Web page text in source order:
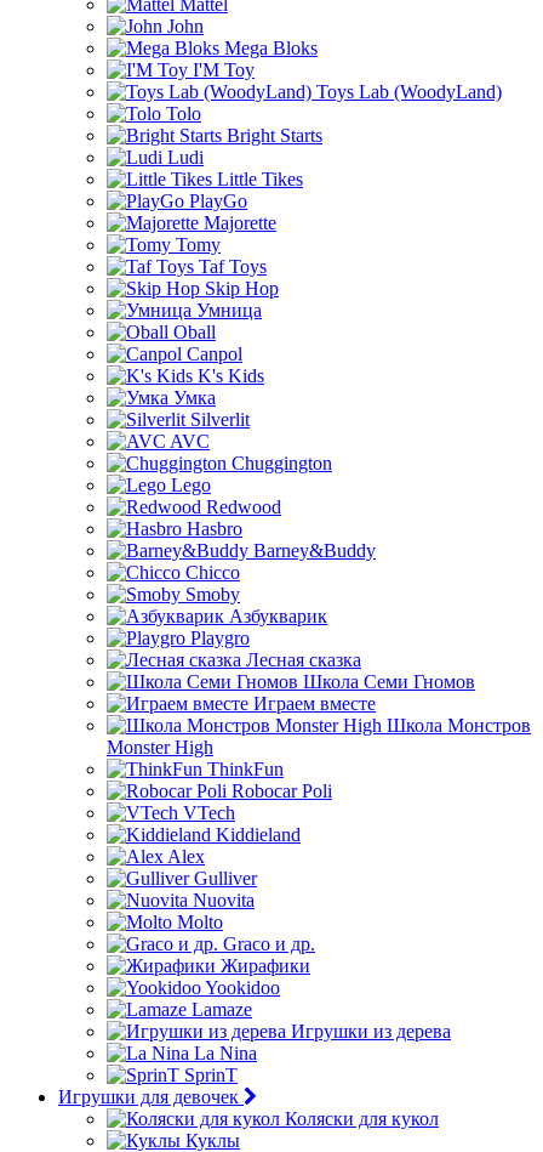
Mattel
John
Mega Bloks
I'M Toy
Toys Lab (WoodyLand)
Tolo
Bright Starts
Ludi
Little Tikes
PlayGo
Majorette
Tomy
Taf Toys
Skip Hop
Умница
Oball
Canpol
K's Kids
Умка
Silverlit
AVC
Chuggington
Lego
Redwood
Hasbro
Barney&Buddy
Chicco
Smoby
Азбукварик
Playgro
Лесная сказка
Школа Семи Гномов
Играем вместе
Школа Монстров
Monster High
ThinkFun
Robocar Poli
VTech
Kiddieland
Alex
Gulliver
Nuovita
Molto
Graco и др.
Жирафики
Yookidoo
Lamaze
Игрушки из дерева
La Nina
SprinT
Игрушки для девочек
Коляски для кукол
Куклы